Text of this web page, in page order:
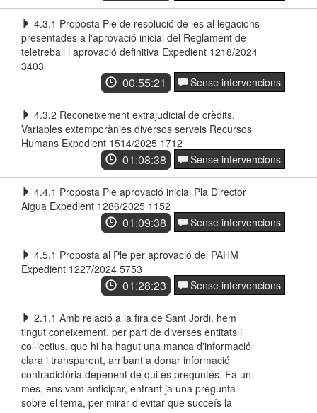
4.3.1 Proposta Ple de resolució de les al·legacions
presentades a l'aprovació inicial del Reglament de
teletreball i aprovació definitiva Expedient 1218/2024
3403
00:55:21 Sense intervencions
4.3.2 Reconeixement extrajudicial de crèdits.
Variables extemporànies diversos serveis Recursos
Humans Expedient 1514/2025 1712
01:08:38 Sense intervencions
4.4.1 Proposta Ple aprovació inicial Pla Director
Aigua Expedient 1286/2025 1152
01:09:38 Sense intervencions
4.5.1 Proposta al Ple per aprovació del PAHM
Expedient 1227/2024 5753
01:28:23 Sense intervencions
2.1.1 Amb relació a la fira de Sant Jordi, hem
tingut coneixement, per part de diverses entitats i
col·lectius, que hi ha hagut una manca d'informació
clara i transparent, arribant a donar informació
contradictòria depenent de qui es preguntés. Fa un
mes, ens vam anticipar, entrant ja una pregunta
sobre el tema, per mirar d'evitar que succeís la